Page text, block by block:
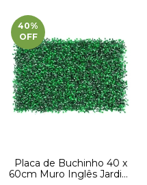
40%
OFF
Placa de Buchinho 40 x
60cm Muro Inglês Jardim